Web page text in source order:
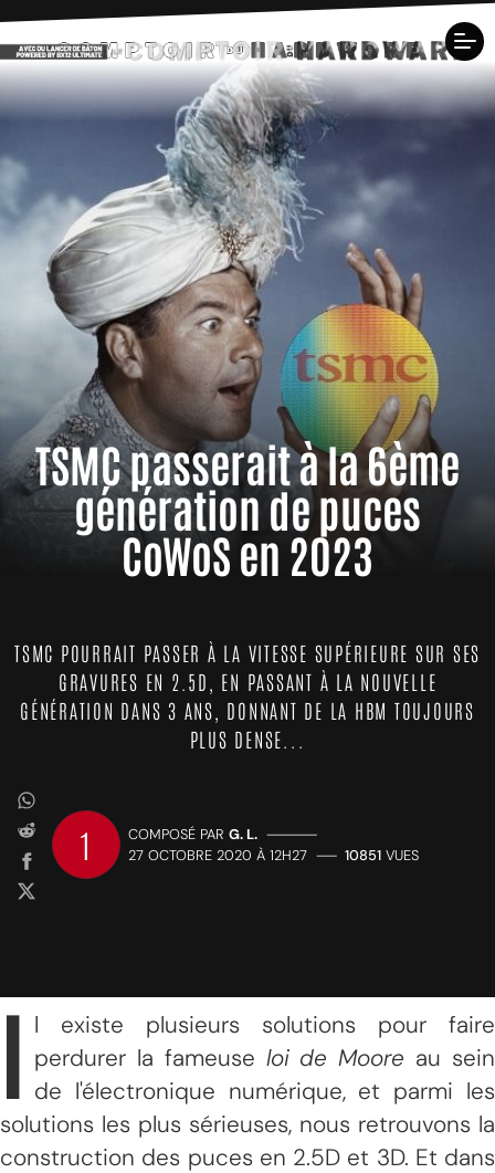
TSMC passerait à la 6ème
génération de puces
CoWoS en 2023
TSMC POURRAIT PASSER À LA VITESSE SUPÉRIEURE SUR SES
GRAVURES EN 2.5D, EN PASSANT À LA NOUVELLE
GÉNÉRATION DANS 3 ANS, DONNANT DE LA HBM TOUJOURS
PLUS DENSE...
1 COMPOSÉ PAR G. L. —————
27 OCTOBRE 2020 À 12H27 —— 10851 VUES
I l existe plusieurs solutions pour faire
perdurer la fameuse loi de Moore au sein
de l'électronique numérique, et parmi les
solutions les plus sérieuses, nous retrouvons la
construction des puces en 2.5D et 3D. Et dans